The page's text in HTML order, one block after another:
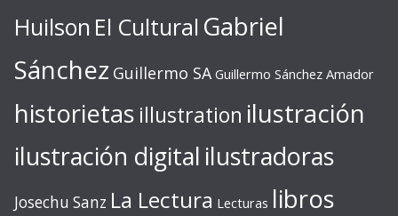
Huilson El Cultural Gabriel
Sánchez Guillermo SA Guillermo Sánchez Amador
historietas illustration ilustración
ilustración digital ilustradoras
Josechu Sanz La Lectura Lecturas libros